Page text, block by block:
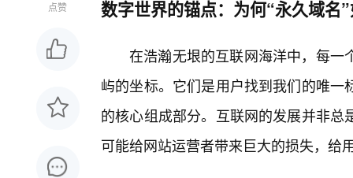
点赞 数字世界的锚点：为何“永久域名
在浩瀚无垠的互联网海洋中，每一
屿的坐标。它们是用户找到我们的唯
的核心组成部分。互联网的发展并非
可能给网站运营者带来巨大的损失，给